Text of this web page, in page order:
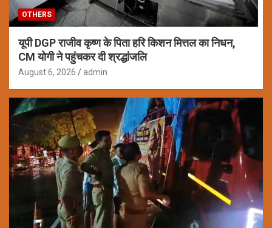
OTHERS
यूपी DGP राजीव कृष्ण के पिता हरि किशन मित्तल का निधन,
CM योगी ने पहुंचकर दी श्रद्धांजलि
August 6, 2026 admin